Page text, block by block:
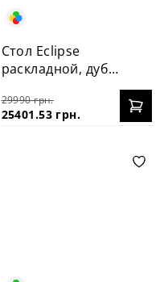
Стол Eclipse
раскладной, дуб
29990 грн.
25401.53 грн.